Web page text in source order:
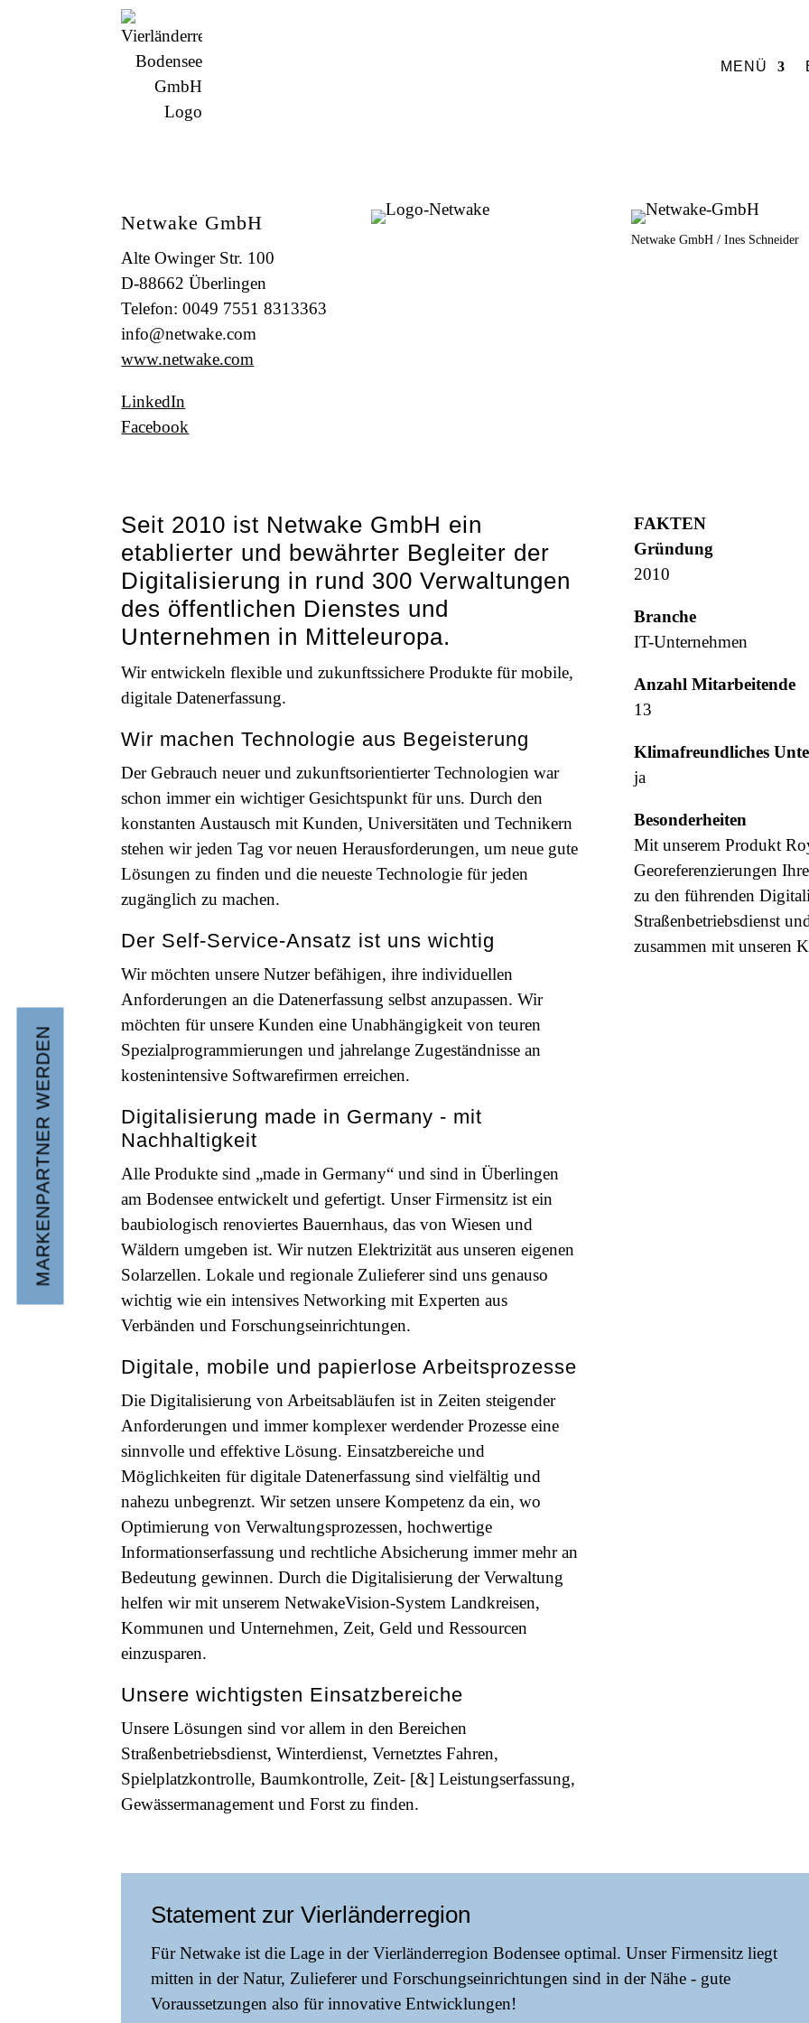
MENÜ
Netwake GmbH
Alte Owinger Str. 100
D-88662 Überlingen
Telefon: 0049 7551 8313363
info@netwake.com
www.netwake.com
LinkedIn
Facebook
Netwake GmbH / Ines Schneider
Seit 2010 ist Netwake GmbH ein
etablierter und bewährter Begleiter der
Digitalisierung in rund 300 Verwaltungen
des öffentlichen Dienstes und
Unternehmen in Mitteleuropa.
Wir entwickeln flexible und zukunftssichere Produkte für mobile,
digitale Datenerfassung.
Wir machen Technologie aus Begeisterung
Der Gebrauch neuer und zukunftsorientierter Technologien war
schon immer ein wichtiger Gesichtspunkt für uns. Durch den
konstanten Austausch mit Kunden, Universitäten und Technikern
stehen wir jeden Tag vor neuen Herausforderungen, um neue gute
Lösungen zu finden und die neueste Technologie für jeden
zugänglich zu machen.
Der Self-Service-Ansatz ist uns wichtig
Wir möchten unsere Nutzer befähigen, ihre individuellen
Anforderungen an die Datenerfassung selbst anzupassen. Wir
möchten für unsere Kunden eine Unabhängigkeit von teuren
Spezialprogrammierungen und jahrelange Zugeständnisse an
kostenintensive Softwarefirmen erreichen.
Digitalisierung made in Germany - mit
Nachhaltigkeit
Alle Produkte sind „made in Germany“ und sind in Überlingen
am Bodensee entwickelt und gefertigt. Unser Firmensitz ist ein
baubiologisch renoviertes Bauernhaus, das von Wiesen und
Wäldern umgeben ist. Wir nutzen Elektrizität aus unseren eigenen
Solarzellen. Lokale und regionale Zulieferer sind uns genauso
wichtig wie ein intensives Networking mit Experten aus
Verbänden und Forschungseinrichtungen.
Digitale, mobile und papierlose Arbeitsprozesse
Die Digitalisierung von Arbeitsabläufen ist in Zeiten steigender
Anforderungen und immer komplexer werdender Prozesse eine
sinnvolle und effektive Lösung. Einsatzbereiche und
Möglichkeiten für digitale Datenerfassung sind vielfältig und
nahezu unbegrenzt. Wir setzen unsere Kompetenz da ein, wo
Optimierung von Verwaltungsprozessen, hochwertige
Informationserfassung und rechtliche Absicherung immer mehr an
Bedeutung gewinnen. Durch die Digitalisierung der Verwaltung
helfen wir mit unserem NetwakeVision-System Landkreisen,
Kommunen und Unternehmen, Zeit, Geld und Ressourcen
einzusparen.
Unsere wichtigsten Einsatzbereiche
Unsere Lösungen sind vor allem in den Bereichen
Straßenbetriebsdienst, Winterdienst, Vernetztes Fahren,
Spielplatzkontrolle, Baumkontrolle, Zeit- [&] Leistungserfassung,
Gewässermanagement und Forst zu finden.
FAKTEN
Gründung
2010
Branche
IT-Unternehmen
Anzahl Mitarbeitende
13
Klimafreundliches
ja
Besonderheiten
Mit unserem Produkt
Georeferenzierungen
zu den führenden
Straßenbetriebsdienst
zusammen mit unseren
Statement zur Vierländerregion
Für Netwake ist die Lage in der Vierländerregion Bodensee optimal. Unser Firmensitz liegt
mitten in der Natur, Zulieferer und Forschungseinrichtungen sind in der Nähe - gute
Voraussetzungen also für innovative Entwicklungen!
MARKENPARTNER WERDEN